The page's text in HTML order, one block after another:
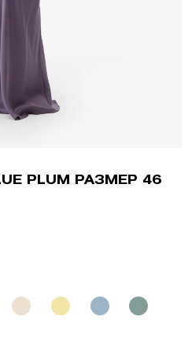
PLUM РАЗМЕР 46